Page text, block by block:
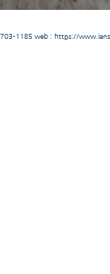
703-1185 web : https://